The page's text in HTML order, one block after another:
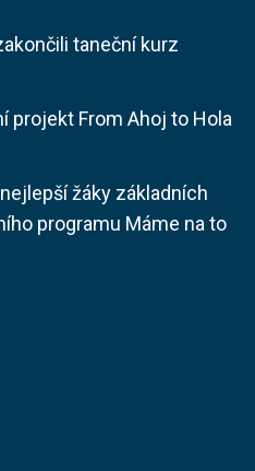
taneční kurz
projekt From Ahoj to Hola
žáky základních
programu Máme na to